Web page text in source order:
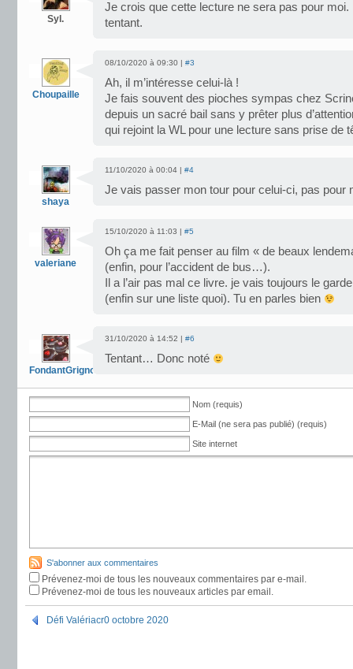
Syl.
Je crois que cette lecture ne sera pas pour moi.
tentant.
Choupaille
08/10/2020 à 09:30 | #3
Ah, il m’intéresse celui-là !
Je fais souvent des pioches sympas chez
depuis un sacré bail sans y prêter plus
qui rejoint la WL pour une lecture sans prise de
shaya
11/10/2020 à 00:04 | #4
Je vais passer mon tour pour celui-ci, pas pour
valeriane
15/10/2020 à 11:03 | #5
Oh ça me fait penser au film « de beaux
(enfin, pour l’accident de bus…).
Il a l’air pas mal ce livre. je vais toujours le
(enfin sur une liste quoi). Tu en parles bien
FondantGrignote
31/10/2020 à 14:52 | #6
Tentant… Donc noté
Nom (requis)
E-Mail (ne sera pas publié) (requis)
Site internet
S'abonner aux commentaires
Prévenez-moi de tous les nouveaux commentaires par e-mail.
Prévenez-moi de tous les nouveaux articles par email.
Défi Valériacr0 octobre 2020